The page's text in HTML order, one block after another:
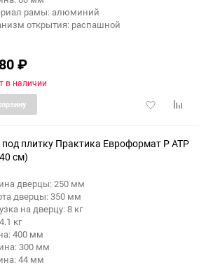
рамы: алюминий
открытия: распашной
₽
в наличии
Добавить
плитку Практика Евроформат Р АТР
см)
дверцы: 250 мм
дверцы: 350 мм
на дверцу: 8 кг
кг
400 мм
300 мм
44 мм